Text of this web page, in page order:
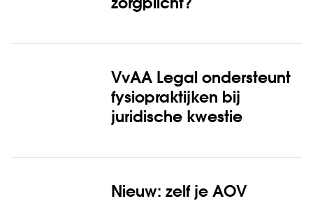
zorgplicht?
VvAA Legal ondersteunt
fysiopraktijken bij
juridische kwestie
Nieuw: zelf je AOV